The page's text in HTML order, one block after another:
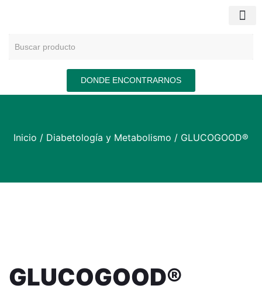
DONDE ENCONTRARNOS
Inicio / Diabetología y Metabolismo / GLUCOGOOD®
GLUCOGOOD®